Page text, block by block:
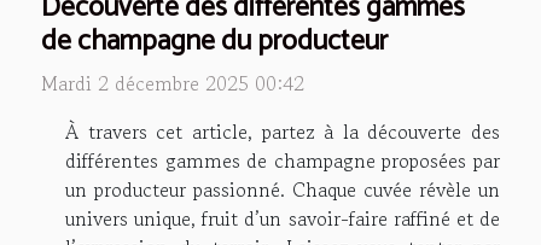
de champagne du producteur
Mardi 2 décembre 2025 00:42
À travers cet article, partez à la découverte des
différentes gammes de champagne proposées par
un producteur passionné. Chaque cuvée révèle un
univers unique, fruit d’un savoir-faire raffiné et de